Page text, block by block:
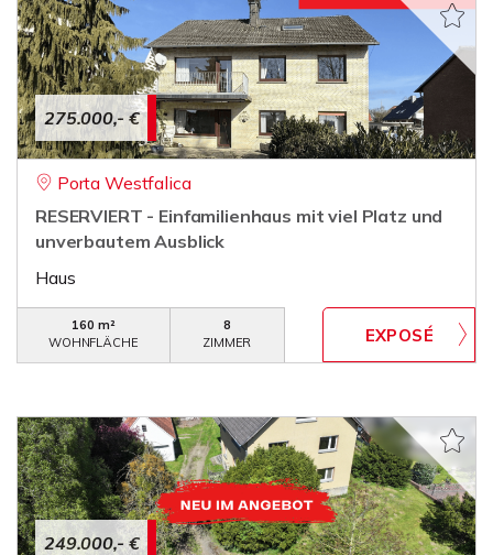
275.000,- €
Porta Westfalica
RESERVIERT - Einfamilienhaus mit viel Platz und
unverbautem Ausblick
Haus
160 m²
WOHNFLÄCHE
8
ZIMMER
249.000,- €